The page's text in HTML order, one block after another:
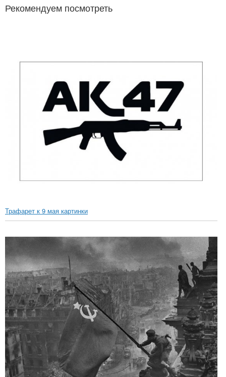
Рекомендуем посмотреть
Трафарет к 9 мая картинки